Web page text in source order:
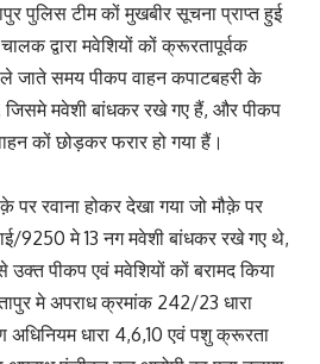
पुलिस टीम कों मुखबीर सूचना प्राप्त हुई
द्वारा मवेशियों कों क्रूरतापूर्वक
जाते समय पीकप वाहन कपाटबहरी के
मवेशी बांधकर रखे गए हैं, और पीकप
कों छोड़कर फरार हो गया हैं।
पर रवाना होकर देखा गया जो मौक़े पर
9250 मे 13 नग मवेशी बांधकर रखे गए थे,
उक्त पीकप एवं मवेशियों कों बरामद किया
मे अपराध क्रमांक 242/23 धारा
अधिनियम धारा 4,6,10 एवं पशु क्रूरता